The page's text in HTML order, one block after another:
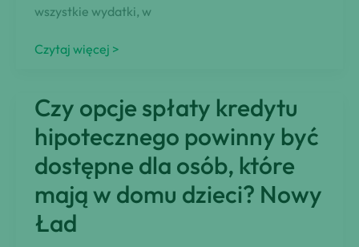
wszystkie wydatki, w
Jak
Rodziny
Mającej
Dwóch
Synów?
Czytaj więcej >
Czy opcje spłaty kredytu
hipotecznego powinny być
dostępne dla osób, które
mają w domu dzieci? Nowy
Ład